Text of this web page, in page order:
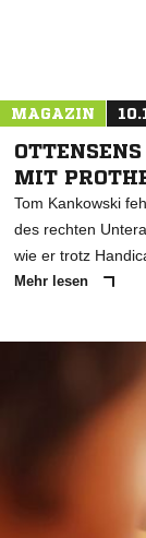
MAGAZIN
MIT
Tom Kankowski
des rechten
wie er trotz
Mehr lesen